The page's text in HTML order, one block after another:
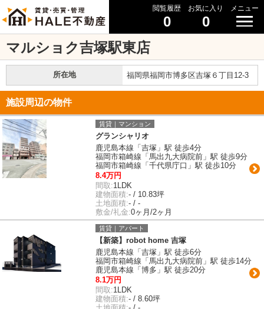
閲覧履歴
0
お気に入り
0
メニュー
マルショク吉塚駅東店
所在地 福岡県福岡市博多区吉塚６丁目12-3
施設周辺の物件
賃貸｜マンション
グランシャリオ
鹿児島本線「吉塚」駅 徒歩4分
福岡市箱崎線「馬出九大病院前」駅 徒歩9分
福岡市箱崎線「千代県庁口」駅 徒歩10分
8.4万円
間取:1LDK
建物面積:- / 10.83坪
土地面積:- / -
敷金/礼金:0ヶ月/2ヶ月
賃貸｜アパート
【新築】robot home 吉塚
鹿児島本線「吉塚」駅 徒歩6分
福岡市箱崎線「馬出九大病院前」駅 徒歩14分
鹿児島本線「博多」駅 徒歩20分
8.1万円
間取:1LDK
建物面積:- / 8.60坪